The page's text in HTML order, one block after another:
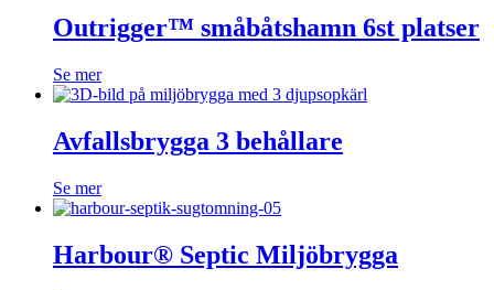
Outrigger™ småbåtshamn 6st platser
Se mer
Avfallsbrygga 3 behållare
Se mer
Harbour® Septic Miljöbrygga